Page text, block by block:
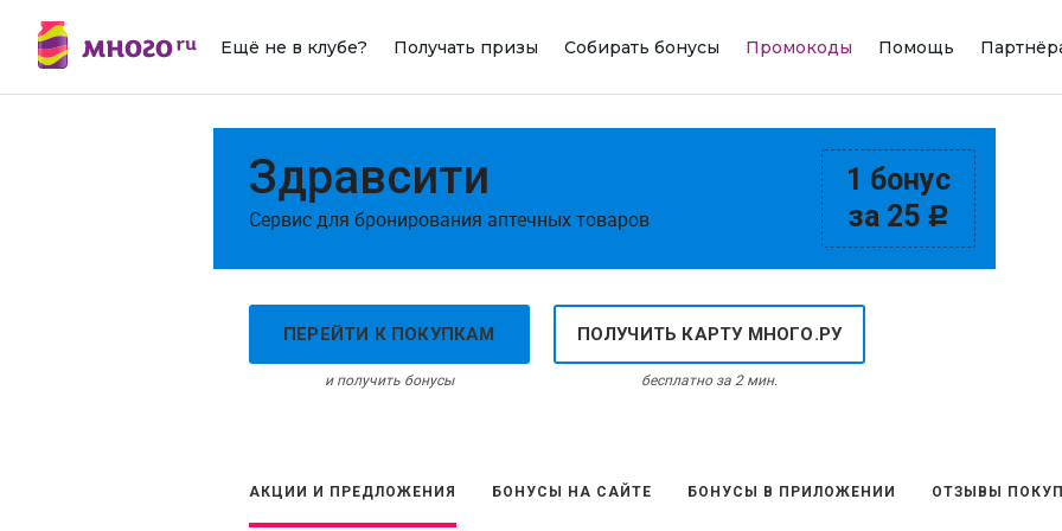
Ещё не в клубе? Получать призы Собирать бонусы Промокоды Помощь
1 бонус
за 25 c
Здравсити
Сервис для бронирования аптечных товаров
ПЕРЕЙТИ К ПОКУПКАМ
и получить бонусы
ПОЛУЧИТЬ КАРТУ МНОГО.РУ
бесплатно за 2 мин.
АКЦИИ И ПРЕДЛОЖЕНИЯ БОНУСЫ НА САЙТЕ БОНУСЫ В ПРИЛОЖЕНИИ ОТЗЫВЫ